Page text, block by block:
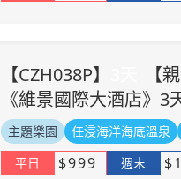
【CZH038P】
【
《維景國際大酒店》3
主題樂園 任浸海洋海底溫泉
平日
$999 週末 $